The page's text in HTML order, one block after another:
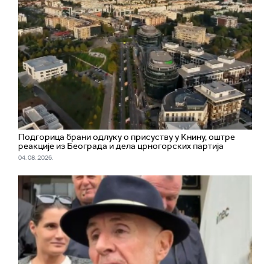
Подгорица брани одлуку о присуству у Книну, оштре
реакције из Београда и дела црногорских партија
04. 08. 2026.